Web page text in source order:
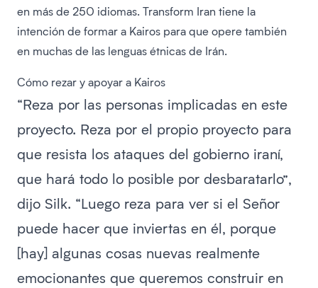
en más de 250 idiomas. Transform Iran tiene la
intención de formar a Kairos para que opere también
en muchas de las lenguas étnicas de Irán.
Cómo rezar y apoyar a Kairos
“Reza por las personas implicadas en este
proyecto. Reza por el propio proyecto para
que resista los ataques del gobierno iraní,
que hará todo lo posible por desbaratarlo”,
dijo Silk. “Luego reza para ver si el Señor
puede hacer que inviertas en él, porque
[hay] algunas cosas nuevas realmente
emocionantes que queremos construir en